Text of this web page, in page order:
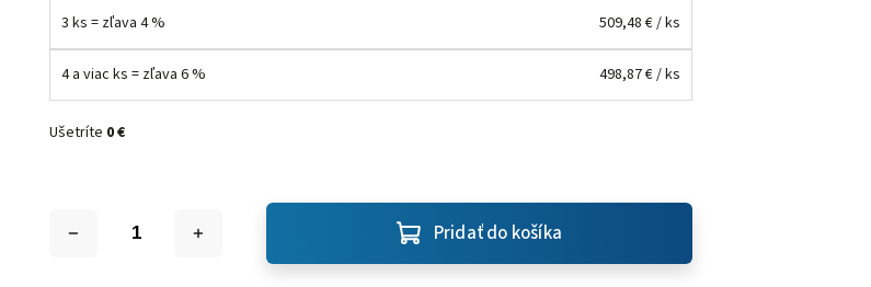
3 ks = zľava 4 % 509,48 €/ ks
4 a viac ks = zľava 6 % 498,87 €/ ks
Ušetríte 0 €
Pridať do košíka